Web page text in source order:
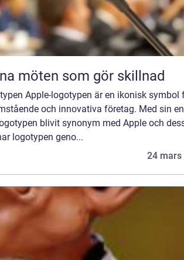
Konferens dalarna möten som gör skillnad
Apple-logotypen är en ikonisk symbol
och innovativa företag. Med sin
blivit synonym med Apple och
logotypen geno...
24 mars